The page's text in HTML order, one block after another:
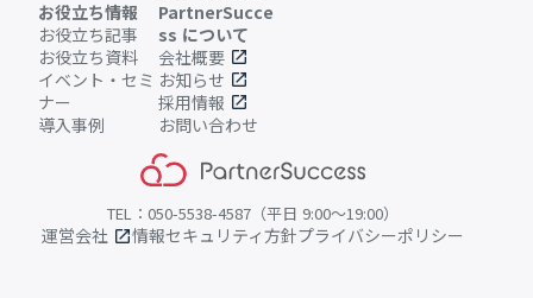
お役立ち情報
お役立ち記事
お役立ち資料
イベント・セミ
ナー
導入事例
PartnerSucce
ss について
会社概要 open_in_new
お知らせ open_in_new
採用情報 open_in_new
お問い合わせ
TEL：050-5538-4587（平日 9:00〜19:00）
運営会社 open_in_new情報セキュリティ方針プライバシーポリシー